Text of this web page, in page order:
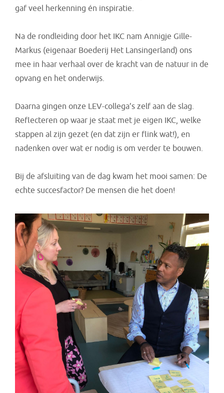
gaf veel herkenning én inspiratie.
Na de rondleiding door het IKC nam Annigje Gille-
Markus (eigenaar Boederij Het Lansingerland) ons
mee in haar verhaal over de kracht van de natuur in de
opvang en het onderwijs.
Daarna gingen onze LEV-collega’s zelf aan de slag.
Reflecteren op waar je staat met je eigen IKC, welke
stappen al zijn gezet (en dat zijn er flink wat!), en
nadenken over wat er nodig is om verder te bouwen.
Bij de afsluiting van de dag kwam het mooi samen: De
echte succesfactor? De mensen die het doen!